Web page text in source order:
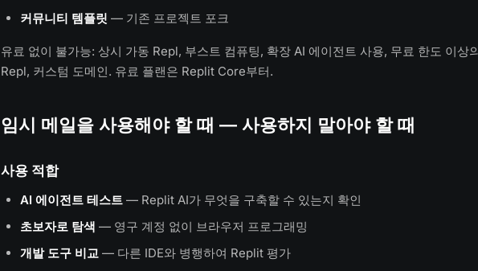
커뮤니티 템플릿 — 기존 프로젝트 포크
유료 없이 불가능: 상시 가동 Repl, 부스트 컴퓨팅, 확장 AI 에이전트 사용, 무료 한도 이상
Repl, 커스텀 도메인. 유료 플랜은 Replit Core부터.
임시 메일을 사용해야 할 때 — 사용하지 말아야 할 때
사용 적합
AI 에이전트 테스트 — Replit AI가 무엇을 구축할 수 있는지 확인
초보자로 탐색 — 영구 계정 없이 브라우저 프로그래밍
개발 도구 비교 — 다른 IDE와 병행하여 Replit 평가